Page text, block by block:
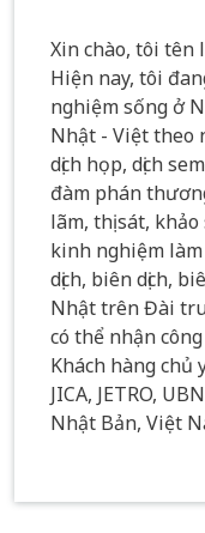
Xin chào, tôi tên
Hiện nay, tôi
nghiệm sống ở
Nhật - Việt theo
dịch họp, dịch
đàm phán
lãm, thị sát,
kinh nghiệm
dịch, biên dịch,
Nhật trên Đài
có thể nhận
Khách hàng chủ
JICA, JETRO,
Nhật Bản, Việt